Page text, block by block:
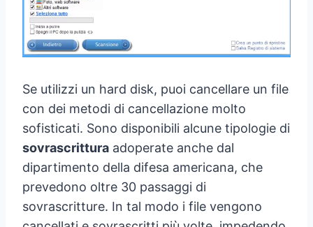
Se utilizzi un hard disk, puoi cancellare un file
con dei metodi di cancellazione molto
sofisticati. Sono disponibili alcune tipologie di
sovrascrittura adoperate anche dal
dipartimento della difesa americana, che
prevedono oltre 30 passaggi di
sovrascritture. In tal modo i file vengono